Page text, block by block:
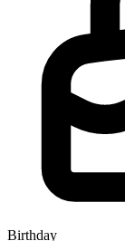
Birthday